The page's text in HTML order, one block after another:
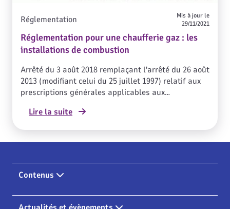
Réglementation pour une chaufferie gaz : les
installations de combustion
Réglementation
Mis à jour le
29/11/2021
Arrêté du 3 août 2018 remplaçant l'arrêté du 26 août
2013 (modifiant celui du 25 juillet 1997) relatif aux
prescriptions générales applicables aux
l'environnement (ICPE) soumises à déclaration sous
Lire la suite
Contenus